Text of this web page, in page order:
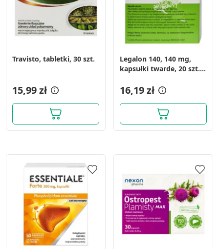
Travisto, tabletki, 30 szt.
15,99 zł
Legalon 140, 140 mg,
kapsułki twarde, 20 szt.
Delfarma)
16,19 zł